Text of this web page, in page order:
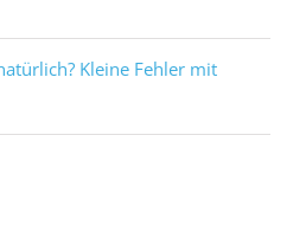
Kleine Fehler mit